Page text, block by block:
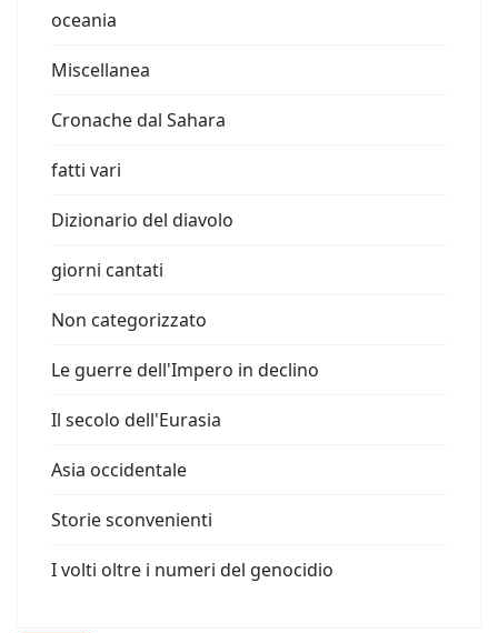
oceania
Miscellanea
Cronache dal Sahara
fatti vari
Dizionario del diavolo
giorni cantati
Non categorizzato
Le guerre dell'Impero in declino
Il secolo dell'Eurasia
Asia occidentale
Storie sconvenienti
I volti oltre i numeri del genocidio